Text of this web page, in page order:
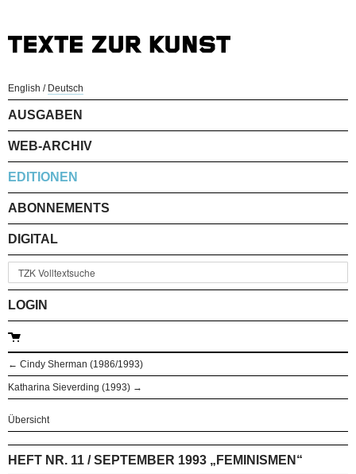
English / Deutsch
AUSGABEN
WEB-ARCHIV
EDITIONEN
ABONNEMENTS
DIGITAL
LOGIN
← Cindy Sherman (1986/1993)
Katharina Sieverding (1993) →
Übersicht
HEFT NR. 11 / SEPTEMBER 1993 „FEMINISMEN“